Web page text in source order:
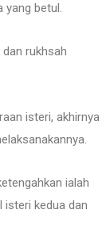
yang betul.
rukhsah
isteri, akhirnya
ialah
isteri kedua dan